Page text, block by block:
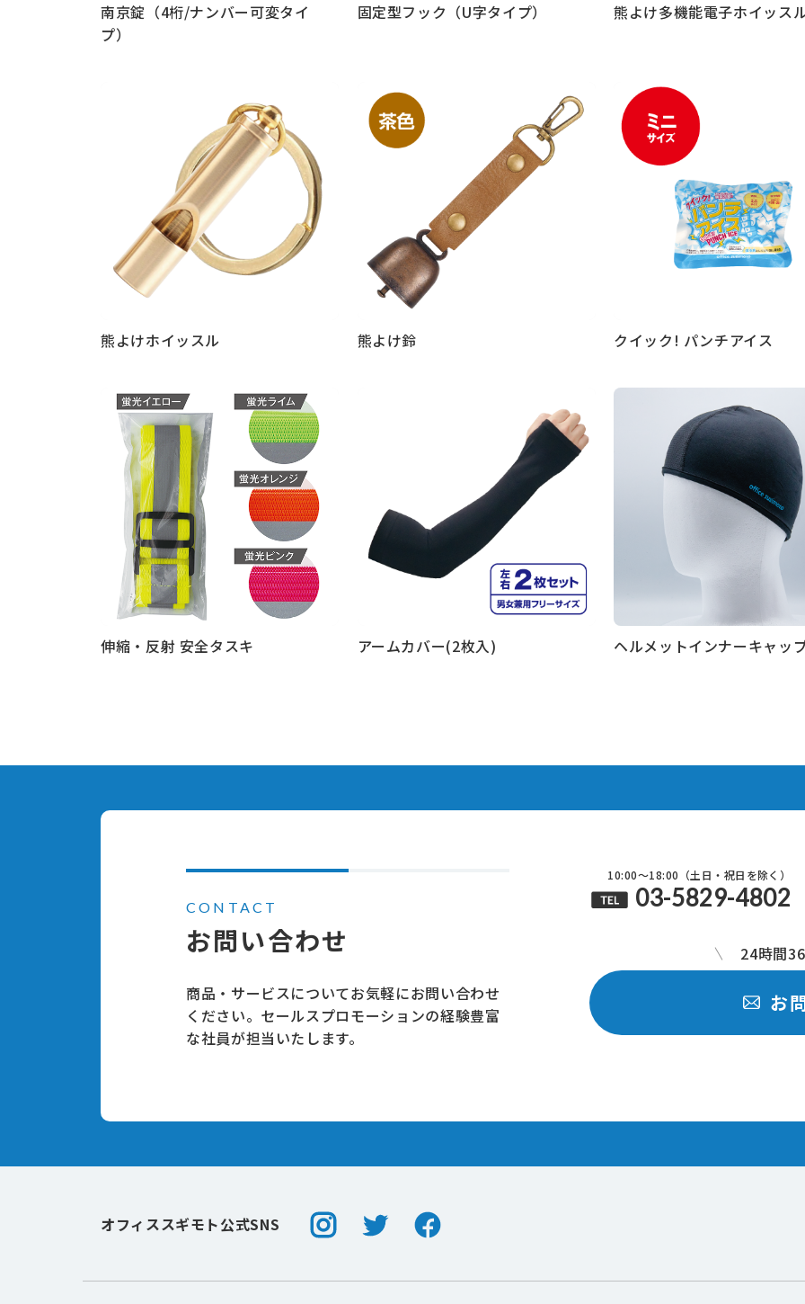
南京錠（4桁/ナンバー可変タイ
プ）
固定型フック（U字タイプ） 熊よけ多機能電子ホイッス
熊よけホイッスル
熊よけ鈴
クイック! パンチアイス
伸縮・反射 安全タスキ
アームカバー(2枚入)
ヘルメットインナーキャッ
お問い合わせ
CONTACT
商品・サービスについてお気軽にお問い合わせ
ください。セールスプロモーションの経験豊富
な社員が担当いたします。
24時間
お
10:00～18:00（土日・祝日を除く）
03-5829-4802
オフィススギモト公式SNS InstagramTwitterFacebook